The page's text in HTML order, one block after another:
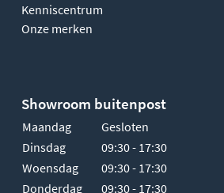
Kenniscentrum
Onze merken
Showroom buitenpost
Maandag
Gesloten
Dinsdag
09:30 - 17:30
Woensdag
09:30 - 17:30
Donderdag
09:30 - 17:30